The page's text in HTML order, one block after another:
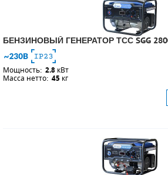
БЕНЗИНОВЫЙ ГЕНЕРАТОР ТСС SGG
Мощность: 2.8 кВт
Масса нетто: 45 кг